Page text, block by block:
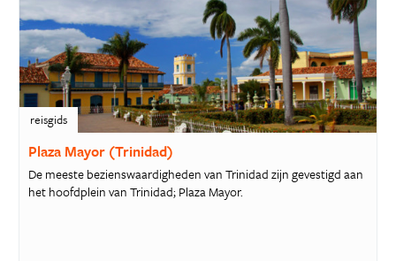
reisgids
Plaza Mayor (Trinidad)
De meeste bezienswaardigheden van Trinidad zijn gevestigd aan
het hoofdplein van Trinidad; Plaza Mayor.